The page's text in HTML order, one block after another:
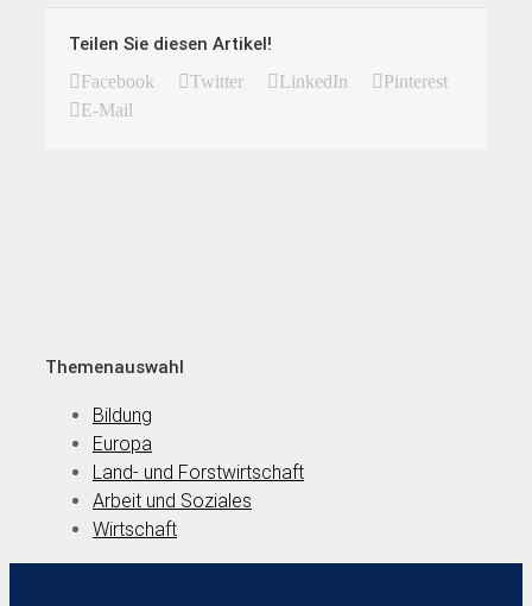
Teilen Sie diesen Artikel!
Facebook Twitter LinkedIn
Pinterest
E-Mail
Themenauswahl
Bildung
Europa
Land- und Forstwirtschaft
Arbeit und Soziales
Wirtschaft